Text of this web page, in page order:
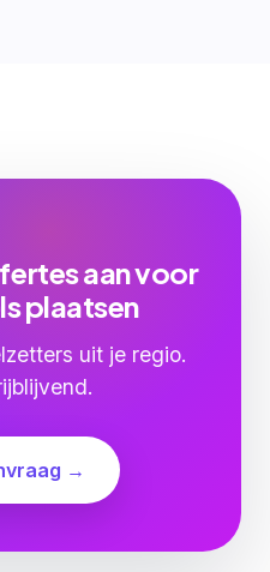
aan voor
plaatsen
uit je regio.
→